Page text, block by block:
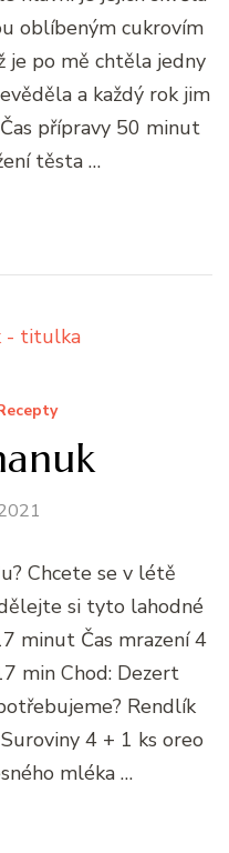
oblíbeným cukrovím
je po mě chtěla jedny
a každý rok jim
přípravy 50 minut
těsta …
Chcete se v létě
si tyto lahodné
minut Čas mrazení 4
min Chod: Dezert
Rendlík
4 + 1 ks oreo
mléka …